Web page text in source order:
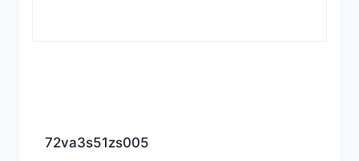
72va3s51zs005